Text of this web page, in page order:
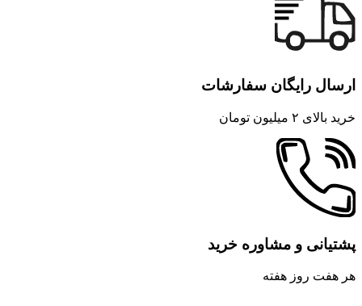
ارسال رایگان سفارشات
خرید بالای ۲ میلیون تومان
پشتیانی و مشاوره خرید
هر هفت روز هفته